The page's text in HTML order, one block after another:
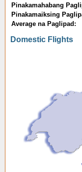
Pinakamahabang
Pinakamaiksing
Average na Paglipad:
Domestic Flights